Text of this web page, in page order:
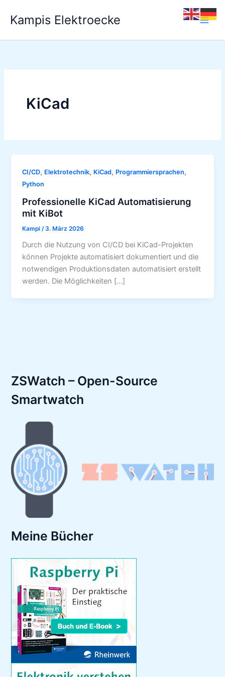
InhaltKampis Elektroecke
KiCad
CI/CD, Elektrotechnik, KiCad, Programmiersprachen,
Python
Professionelle KiCad Automatisierung
mit KiBot
Kampi /3. März 2026
Durch die Nutzung von CI/CD bei KiCad-Projekten
können Projekte automatisiert dokumentiert und die
notwendigen Produktionsdaten automatisiert erstellt
werden. Die Möglichkeiten […]
ZSWatch – Open-Source
Smartwatch
Meine Bücher